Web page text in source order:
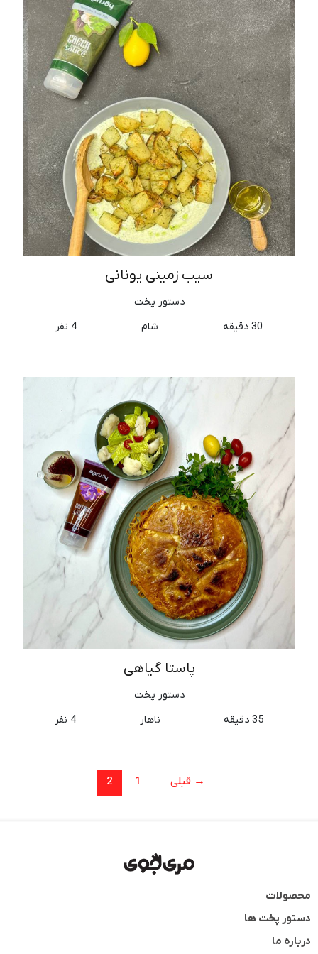
سیب زمینی یونانی
دستور پخت
30 دقیقه
شام 4 نفر
پاستا گیاهی
دستور پخت
35 دقیقه
ناهار 4 نفر
→ قبلی 1
2
محصولات
دستور پخت ها
درباره ما